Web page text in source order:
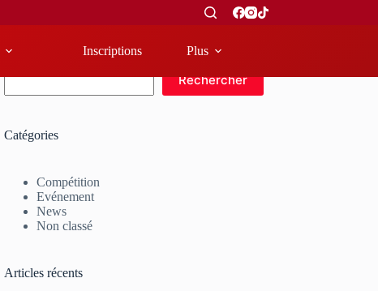
Inscriptions Plus
Rechercher
Rechercher
Catégories
Compétition
Evénement
News
Non classé
Articles récents